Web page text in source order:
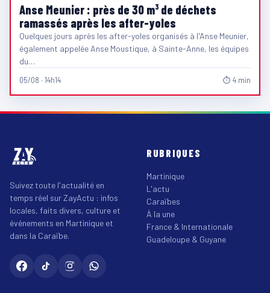
Anse Meunier : près de 30 m³ de déchets
ramassés après les after-yoles
Quelques jours après les after-yoles organisés à l'Anse Meunier,
également appelée Anse Moustique, à Sainte-Anne, les équipes
du…
05/08 · 14h14 ⏱ 4 min
Suivez toute l'actualité en
temps réel sur ZayActu : infos
locales, faits divers, culture et
événements en Martinique et
dans la Caraïbe.
RUBRIQUES
Martinique
L'actu
Caraïbes
À la une
France & Internationale
Guadeloupe & Guyane